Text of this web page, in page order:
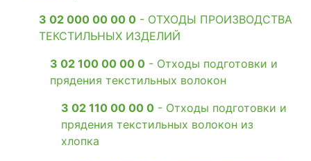
3 02 000 00 00 0 - ОТХОДЫ ПРОИЗВОДСТВА
ТЕКСТИЛЬНЫХ ИЗДЕЛИЙ
3 02 100 00 00 0 - Отходы подготовки и
прядения текстильных волокон
3 02 110 00 00 0 - Отходы подготовки и
прядения текстильных волокон из
хлопка